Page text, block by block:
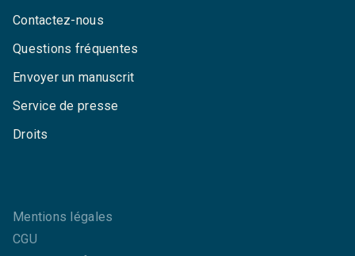
Contactez-nous
Questions fréquentes
Envoyer un manuscrit
Service de presse
Droits
Mentions légales
CGU